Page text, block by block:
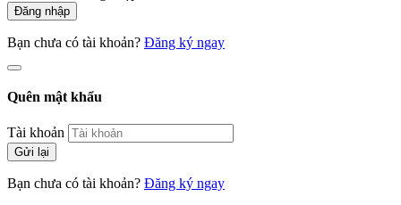
Đăng nhập
Bạn chưa có tài khoản? Đăng ký ngay
Quên mật khẩu
Tài khoản
Gửi lại
Bạn chưa có tài khoản? Đăng ký ngay